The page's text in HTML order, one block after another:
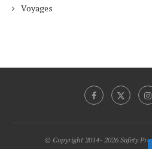
Voyages
© Copyright 2014- 2026 Safety